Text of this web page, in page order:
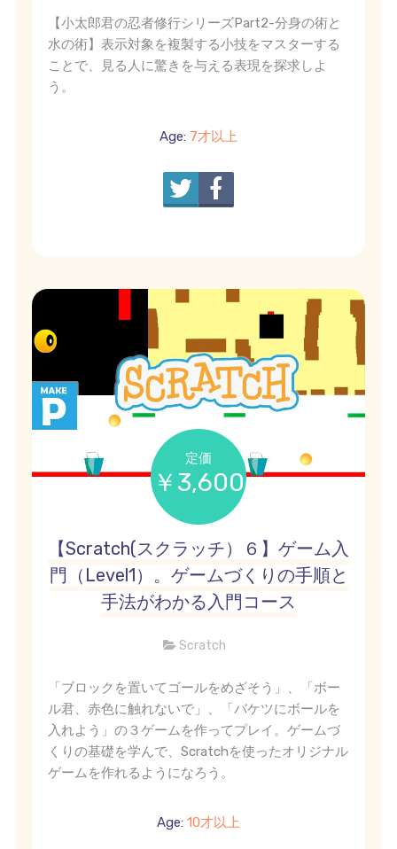
【小太郎君の忍者修行シリーズPart2-分身の術と
水の術】表示対象を複製する小技をマスターする
ことで、見る人に驚きを与える表現を探求しよ
う。
Age: 7才以上
定価
￥3,600
【Scratch(スクラッチ）６】ゲーム入
門（Level1）。ゲームづくりの手順と
手法がわかる入門コース
Scratch
「ブロックを置いてゴールをめざそう」、「ボー
ル君、赤色に触れないで」、「バケツにボールを
入れよう」の３ゲームを作ってプレイ。ゲームづ
くりの基礎を学んで、Scratchを使ったオリジナル
ゲームを作れるようになろう。
Age: 10才以上